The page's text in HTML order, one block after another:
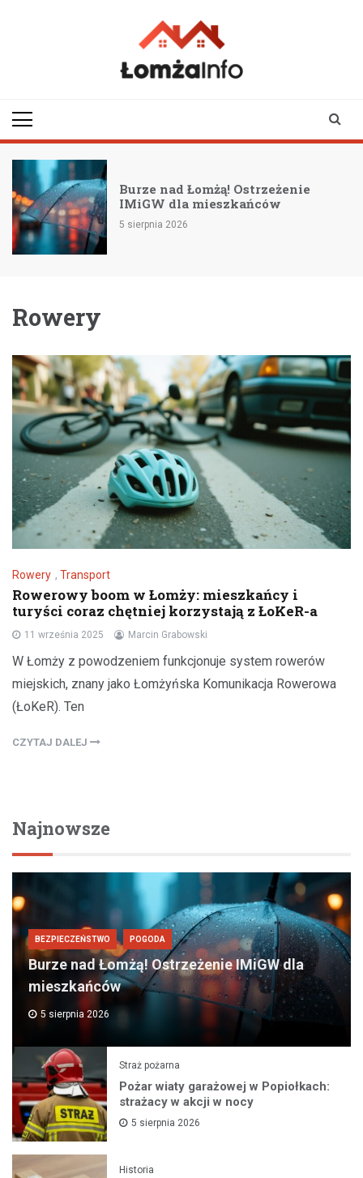
Burze nad Łomżą! Ostrzeżenie
IMiGW dla mieszkańców
5 sierpnia 2026
Rowery
Rowery , Transport
Rowerowy boom w Łomży: mieszkańcy i
turyści coraz chętniej korzystają z ŁoKeR-a
11 września 2025 Marcin Grabowski
W Łomży z powodzeniem funkcjonuje system rowerów
miejskich, znany jako Łomżyńska Komunikacja Rowerowa
(ŁoKeR). Ten
CZYTAJ DALEJ
Najnowsze
BEZPIECZEŃSTWO POGODA
Burze nad Łomżą! Ostrzeżenie IMiGW dla
mieszkańców
5 sierpnia 2026
Straż pożarna
Pożar wiaty garażowej w Popiołkach:
strażacy w akcji w nocy
5 sierpnia 2026
Historia